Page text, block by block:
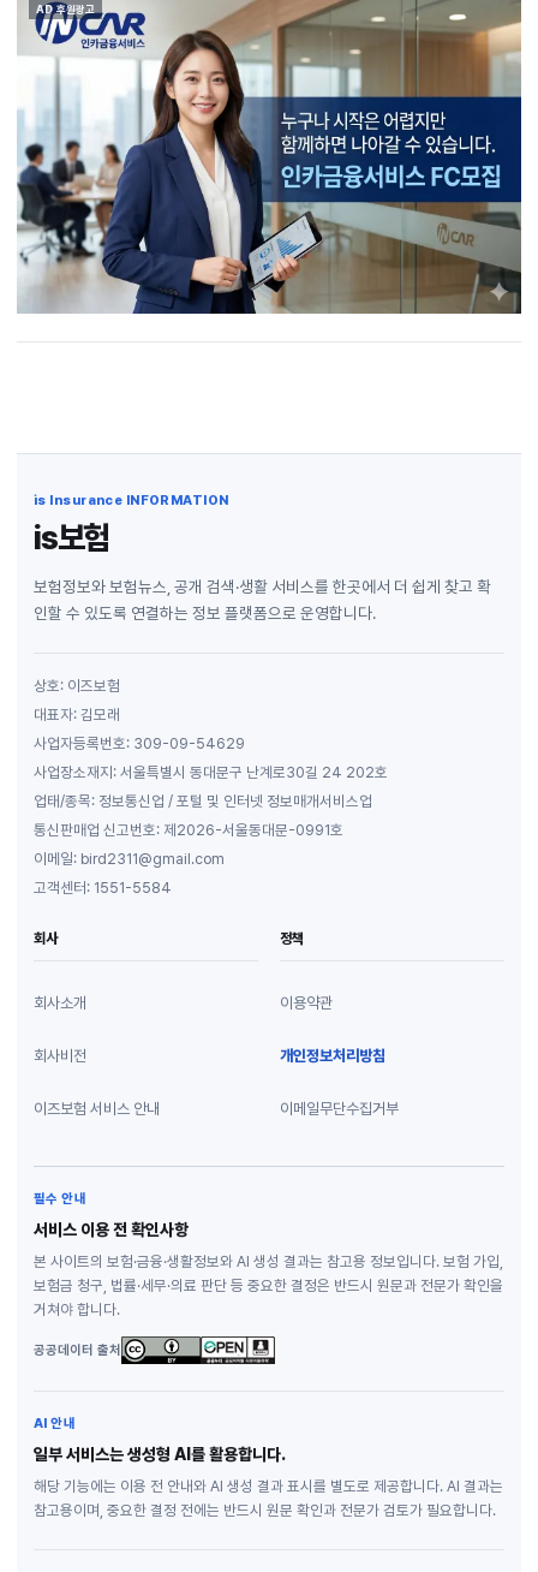
AD 후원광고
is Insurance INFORMATION
is보험
보험정보와 보험뉴스, 공개 검색·생활 서비스를 한곳에서 더 쉽게 찾고 확
인할 수 있도록 연결하는 정보 플랫폼으로 운영합니다.
상호: 이즈보험
대표자: 김모래
사업자등록번호: 309-09-54629
사업장소재지: 서울특별시 동대문구 난계로30길 24 202호
업태/종목: 정보통신업 / 포털 및 인터넷 정보매개서비스업
통신판매업 신고번호: 제2026-서울동대문-0991호
이메일: bird2311@gmail.com
고객센터: 1551-5584
회사
회사소개
회사비전
이즈보험 서비스 안내
정책
이용약관
개인정보처리방침
이메일무단수집거부
필수 안내
서비스 이용 전 확인사항
본 사이트의 보험·금융·생활정보와 AI 생성 결과는 참고용 정보입니다. 보험 가입,
보험금 청구, 법률·세무·의료 판단 등 중요한 결정은 반드시 원문과 전문가 확인을
거쳐야 합니다.
공공데이터 출처
AI 안내
일부 서비스는 생성형 AI를 활용합니다.
해당 기능에는 이용 전 안내와 AI 생성 결과 표시를 별도로 제공합니다. AI 결과는
참고용이며, 중요한 결정 전에는 반드시 원문 확인과 전문가 검토가 필요합니다.